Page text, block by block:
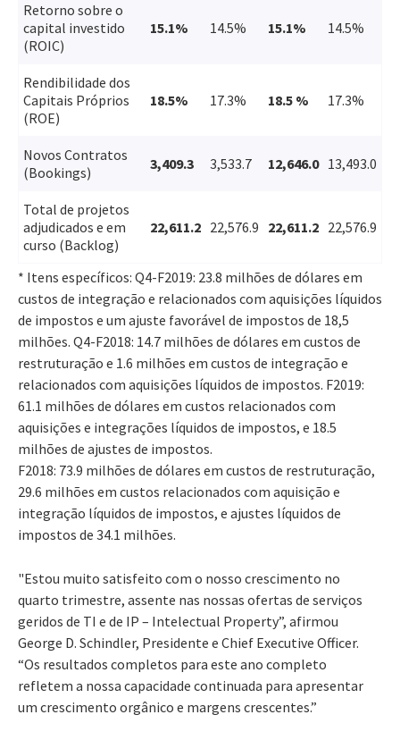
Retorno sobre o
capital investido
(ROIC)
15.1% 14.5% 15.1% 14.5%
Rendibilidade dos
Capitais Próprios
(ROE)
18.5% 17.3% 18.5 % 17.3%
Novos Contratos
(Bookings)
3,409.3 3,533.7 12,646.0 13,493.0
Total de projetos
adjudicados e em
curso (Backlog)
22,611.2 22,576.9 22,611.2 22,576.9
* Itens específicos: Q4-F2019: 23.8 milhões de dólares em
custos de integração e relacionados com aquisições líquidos
de impostos e um ajuste favorável de impostos de 18,5
milhões. Q4-F2018: 14.7 milhões de dólares em custos de
restruturação e 1.6 milhões em custos de integração e
relacionados com aquisições líquidos de impostos. F2019:
61.1 milhões de dólares em custos relacionados com
aquisições e integrações líquidos de impostos, e 18.5
milhões de ajustes de impostos.
F2018: 73.9 milhões de dólares em custos de restruturação,
29.6 milhões em custos relacionados com aquisição e
integração líquidos de impostos, e ajustes líquidos de
impostos de 34.1 milhões.
"Estou muito satisfeito com o nosso crescimento no
quarto trimestre, assente nas nossas ofertas de serviços
geridos de TI e de IP – Intelectual Property”, afirmou
George D. Schindler, Presidente e Chief Executive Officer.
“Os resultados completos para este ano completo
refletem a nossa capacidade continuada para apresentar
um crescimento orgânico e margens crescentes.”